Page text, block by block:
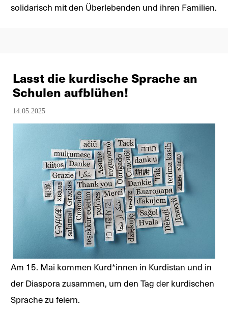
solidarisch mit den Überlebenden und ihren Familien.
Lasst die kurdische Sprache an
Schulen aufblühen!
14.05.2025
Am 15. Mai kommen Kurd*innen in Kurdistan und in
der Diaspora zusammen, um den Tag der kurdischen
Sprache zu feiern.